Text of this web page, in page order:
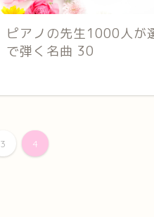
ピアノの先生1000人が
で弾く名曲 30
3 4